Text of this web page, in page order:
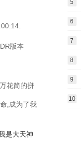
版本
花筒的拼
,成为了我
是大天神
5
6
7
8
9
10